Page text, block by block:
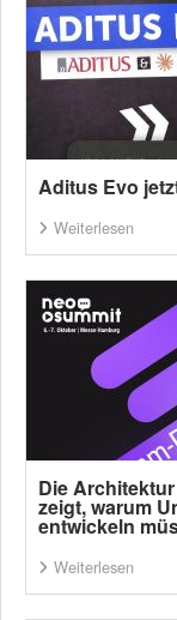
Aditus Evo
Weiterlesen
Die
zeigt, warum
entwickeln
Weiterlesen